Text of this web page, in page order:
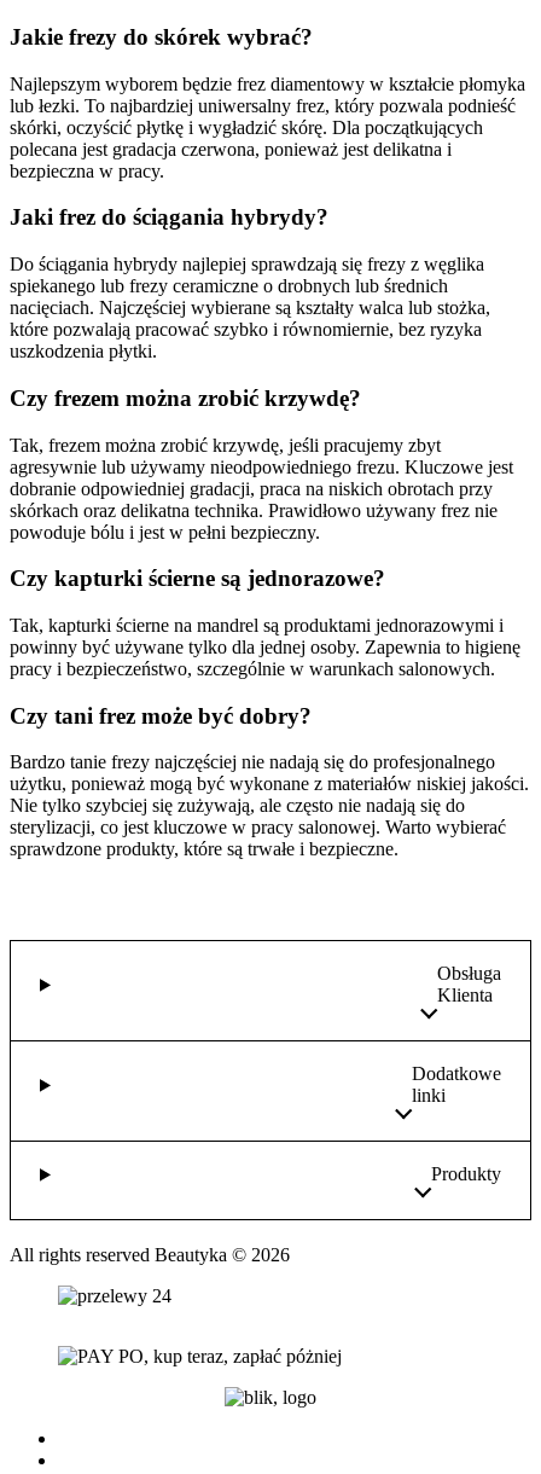
Jakie frezy do skórek wybrać?
Najlepszym wyborem będzie frez diamentowy w kształcie płomyka
lub łezki. To najbardziej uniwersalny frez, który pozwala podnieść
skórki, oczyścić płytkę i wygładzić skórę. Dla początkujących
polecana jest gradacja czerwona, ponieważ jest delikatna i
bezpieczna w pracy.
Jaki frez do ściągania hybrydy?
Do ściągania hybrydy najlepiej sprawdzają się frezy z węglika
spiekanego lub frezy ceramiczne o drobnych lub średnich
nacięciach. Najczęściej wybierane są kształty walca lub stożka,
które pozwalają pracować szybko i równomiernie, bez ryzyka
uszkodzenia płytki.
Czy frezem można zrobić krzywdę?
Tak, frezem można zrobić krzywdę, jeśli pracujemy zbyt
agresywnie lub używamy nieodpowiedniego frezu. Kluczowe jest
dobranie odpowiedniej gradacji, praca na niskich obrotach przy
skórkach oraz delikatna technika. Prawidłowo używany frez nie
powoduje bólu i jest w pełni bezpieczny.
Czy kapturki ścierne są jednorazowe?
Tak, kapturki ścierne na mandrel są produktami jednorazowymi i
powinny być używane tylko dla jednej osoby. Zapewnia to higienę
pracy i bezpieczeństwo, szczególnie w warunkach salonowych.
Czy tani frez może być dobry?
Bardzo tanie frezy najczęściej nie nadają się do profesjonalnego
użytku, ponieważ mogą być wykonane z materiałów niskiej jakości.
Nie tylko szybciej się zużywają, ale często nie nadają się do
sterylizacji, co jest kluczowe w pracy salonowej. Warto wybierać
sprawdzone produkty, które są trwałe i bezpieczne.
Obsługa
Klienta
Dodatkowe
linki
Produkty
All rights reserved Beautyka © 2026